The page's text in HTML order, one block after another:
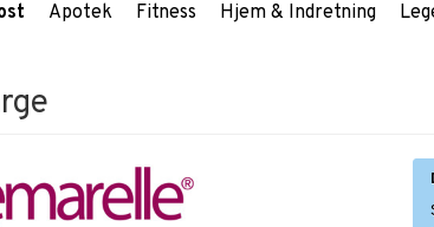
Apotek Fitness Hjem & Indretning